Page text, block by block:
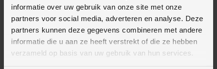
informatie over uw gebruik van onze site met onze
partners voor social media, adverteren en analyse. Deze
partners kunnen deze gegevens combineren met andere
informatie die u aan ze heeft verstrekt of die ze hebben
verzameld op basis van uw gebruik van hun services.
BETAALMETHODES
JE KUNT BIJ ONS BETALEN MET: